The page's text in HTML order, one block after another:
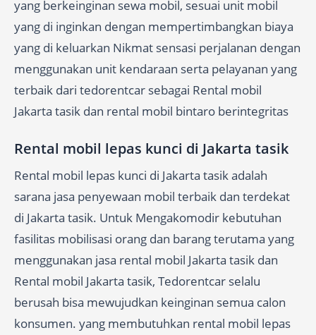
yang berkeinginan sewa mobil, sesuai unit mobil
yang di inginkan dengan mempertimbangkan biaya
yang di keluarkan Nikmat sensasi perjalanan dengan
menggunakan unit kendaraan serta pelayanan yang
terbaik dari tedorentcar sebagai Rental mobil
Jakarta tasik dan rental mobil bintaro berintegritas
Rental mobil lepas kunci di Jakarta tasik
Rental mobil lepas kunci di Jakarta tasik adalah
sarana jasa penyewaan mobil terbaik dan terdekat
di Jakarta tasik. Untuk Mengakomodir kebutuhan
fasilitas mobilisasi orang dan barang terutama yang
menggunakan jasa rental mobil Jakarta tasik dan
Rental mobil Jakarta tasik, Tedorentcar selalu
berusah bisa mewujudkan keinginan semua calon
konsumen. yang membutuhkan rental mobil lepas